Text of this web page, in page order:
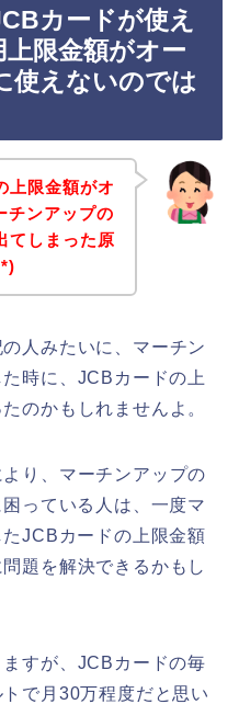
カードが使え
限金額がオー
使えないのでは
上限金額がオ
チンアップの
てしまった原
人みたいに、マーチン
時に、JCBカードの上
のかもしれませんよ。
り、マーチンアップの
っている人は、一度マ
JCBカードの上限金額
題を解決できるかもし
すが、JCBカードの毎
で月30万程度だと思い